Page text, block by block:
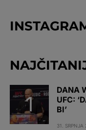
DANA
UFC:
BI’
31.